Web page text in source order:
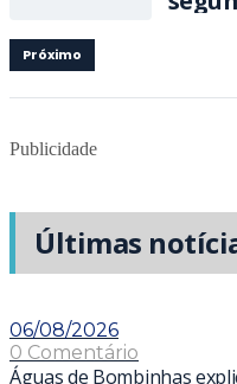
Próximo
Publicidade
Últimas
06/08/2026
0 Comentário
Águas de Bombinhas